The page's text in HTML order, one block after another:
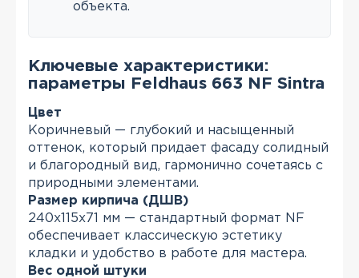
объекта.
Ключевые характеристики:
параметры Feldhaus 663 NF Sintra
Цвет
Коричневый — глубокий и насыщенный
оттенок, который придает фасаду солидный
и благородный вид, гармонично сочетаясь с
природными элементами.
Размер кирпича (ДШВ)
240x115x71 мм — стандартный формат NF
обеспечивает классическую эстетику
кладки и удобство в работе для мастера.
Вес одной штуки